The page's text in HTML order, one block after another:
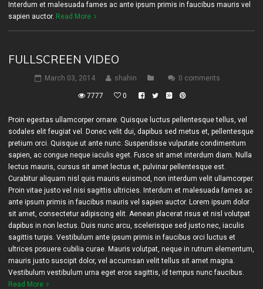
Interdum et malesuada fames ac ante ipsum primis in faucibus mauris vel
sapien auctor. Read More
FULLSCREEN VIDEO
March 03, 2014 shahin 0 comments
7777 0
Proin egestas ullamcorper ornare. Quisque luctus pellentesque tellus, vel
sodales elit feugiat vel. Donec velit dui, dapibus sed metus et, pellentesque
pretium orci. Quisque ut ante nunc. Suspendisse vulputate condimentum
sapien, ac congue neque iaculis eget. Fusce sit amet interdum diam. Nulla
lectus mauris, cursus sit amet lectus et, pulvinar pellentesque est.
Curabitur aliquam nisl quis mauris euismod, non interdum velit ullamcorper.
Proin vitae justo vel nisi sagittis ultricies. Interdum et malesuada fames ac
ante ipsum primis in faucibus mauris vel sapien auctor. Lorem ipsum dolor
sit amet, consectetur adipiscing elit. Aenean placerat risus et nisl volutpat
dapibus in non lectus. Duis nunc arcu, scelerisque sed justo nec, iaculis
sagittis turpis. Vestibulum ante ipsum primis in faucibus orci luctus et
ultrices posuere cubilia curae. Mauris volutpat, neque in rutrum elementum,
mauris justo suscipit dolor, vel accumsan velit tellus sit amet magna.
Vestibulum vestibulum urna eget eros sagittis, id tempus nunc faucibus.
Read More